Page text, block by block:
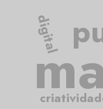
digital